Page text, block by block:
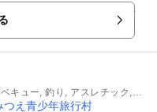
竪穴式住居では縄文時代
キュー, 釣り, アスレチック,